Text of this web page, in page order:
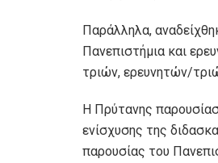
Παράλληλα,
Πανεπιστήμια και
τριών, ερευνητών/
Η Πρύτανης
ενίσχυσης της
παρουσίας του